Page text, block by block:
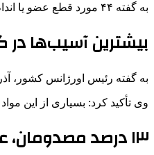
به گفته ۴۴ مورد قطع عضو یا اندام، ۸۸ مورد آسیب چشمی و ۲۱۹ مورد سوختگی را داشتیم.
بیشترین آسیب‌ها
به گفته رئیس اورژانس کشور،
وی تأکید کرد: بسیاری از این
۱۳ درصد مصدومان، عابران بی‌گناه بودند